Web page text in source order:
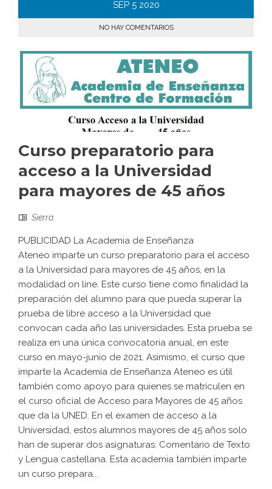
SEP 5 2020
NO HAY COMENTARIOS
Curso preparatorio para
acceso a la Universidad
para mayores de 45 años
Sierra
PUBLICIDAD La Academia de Enseñanza
Ateneo imparte un curso preparatorio para el acceso
a la Universidad para mayores de 45 años, en la
modalidad on line. Este curso tiene como finalidad la
preparación del alumno para que pueda superar la
prueba de libre acceso a la Universidad que
convocan cada año las universidades. Esta prueba se
realiza en una única convocatoria anual, en este
curso en mayo-junio de 2021. Asimismo, el curso que
imparte la Academia de Enseñanza Ateneo es útil
también como apoyo para quienes se matriculen en
el curso oficial de Acceso para Mayores de 45 años
que da la UNED. En el examen de acceso a la
Universidad, estos alumnos mayores de 45 años solo
han de superar dos asignaturas: Comentario de Texto
y Lengua castellana. Esta academia también imparte
un curso prepara...